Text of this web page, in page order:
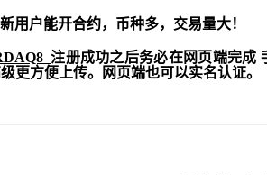
用户能开合约， 币种多，交易量大！
注册成功之后务必在网页端完成
更方便上传。网页端也可以实名认证。